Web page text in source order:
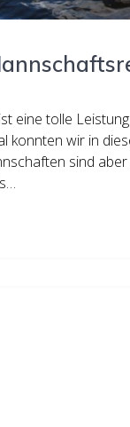
eine tolle
konnten wir in
sind